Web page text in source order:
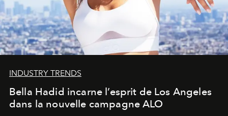
INDUSTRY TRENDS
Bella Hadid incarne l’esprit de Los Angeles
dans la nouvelle campagne ALO